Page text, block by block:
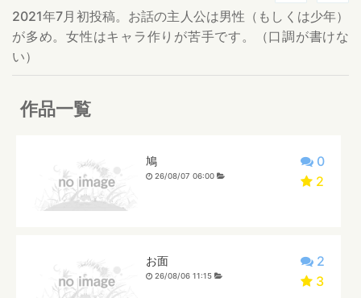
2021年7月初投稿。お話の主人公は男性（もしくは少年）
が多め。女性はキャラ作りが苦手です。（口調が書けな
い）
作品一覧
0
2
鳩
26/08/07 06:00
2
3
お面
26/08/06 11:15